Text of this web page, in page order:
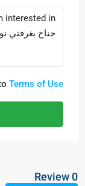
Terms of Use
0 Review